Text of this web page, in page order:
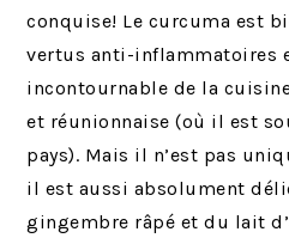
conquise! Le curcuma est
vertus anti-inflammatoires
incontournable de la
et réunionnaise (où il est
pays). Mais il n’est pas
il est aussi absolument
gingembre râpé et du lait